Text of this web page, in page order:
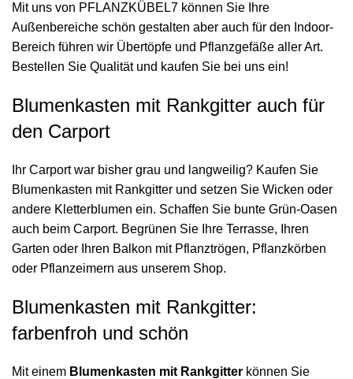
Mit uns von PFLANZKÜBEL7 können Sie Ihre
Außenbereiche schön gestalten aber auch für den Indoor-
Bereich führen wir Übertöpfe und Pflanzgefäße aller Art.
Bestellen Sie Qualität und kaufen Sie bei uns ein!
Blumenkasten mit Rankgitter auch für
den Carport
Ihr Carport war bisher grau und langweilig? Kaufen Sie
Blumenkasten mit Rankgitter und setzen Sie Wicken oder
andere Kletterblumen ein. Schaffen Sie bunte Grün-Oasen
auch beim Carport. Begrünen Sie Ihre Terrasse, Ihren
Garten oder Ihren Balkon mit Pflanztrögen, Pflanzkörben
oder Pflanzeimern aus unserem Shop.
Blumenkasten mit Rankgitter:
farbenfroh und schön
Mit einem Blumenkasten mit Rankgitter können Sie